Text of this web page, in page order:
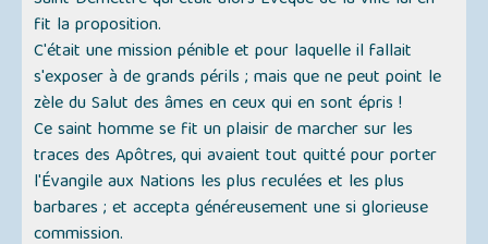
fit la proposition.
C'était une mission pénible et pour laquelle il fallait
s'exposer à de grands périls ; mais que ne peut point le
zèle du Salut des âmes en ceux qui en sont épris !
Ce saint homme se fit un plaisir de marcher sur les
traces des Apôtres, qui avaient tout quitté pour porter
l'Évangile aux Nations les plus reculées et les plus
barbares ; et accepta généreusement une si glorieuse
commission.